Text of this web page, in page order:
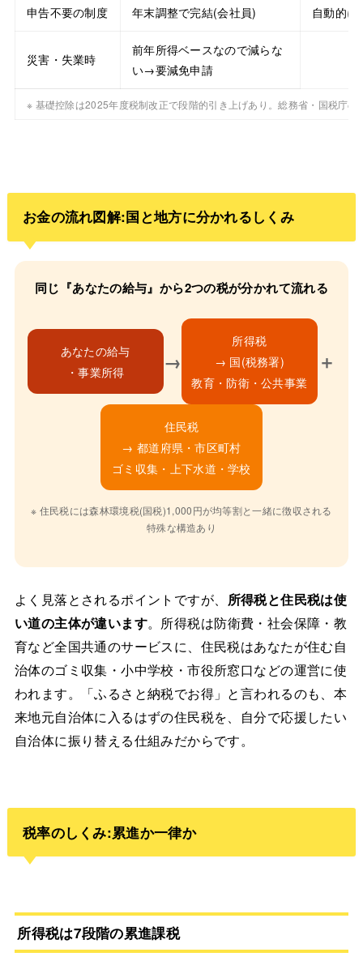
申告不要の制度 年末調整で完結(会社員) 自動的
災害・失業時
前年所得ベースなので減らな
い→要減免申請
※ 基礎控除は2025年度税制改正で段階的引き上げあり。総務省・国税庁の
お金の流れ図解:国と地方に分かれるしくみ
同じ『あなたの給与』から2つの税が分かれて流れる
あなたの給与
・事業所得
→
所得税
→ 国(税務署)
教育・防衛・公共事業
＋
住民税
→ 都道府県・市区町村
ゴミ収集・上下水道・学校
※ 住民税には森林環境税(国税)1,000円が均等割と一緒に徴収される
特殊な構造あり
よく見落とされるポイントですが、 所得税と住民税は使
い道の主体が違います。所得税は防衛費・社会保障・教
育など全国共通のサービスに、住民税はあなたが住む自
治体のゴミ収集・小中学校・市役所窓口などの運営に使
われます。「ふるさと納税でお得」と言われるのも、本
来地元自治体に入るはずの住民税を、自分で応援したい
自治体に振り替える仕組みだからです。
税率のしくみ:累進か一律か
所得税は7段階の累進課税